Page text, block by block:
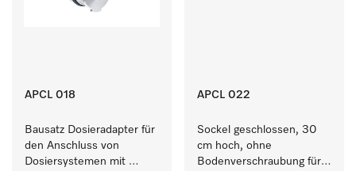
APCL 018
Bausatz Dosieradapter für
den Anschluss von
Dosiersystemen mit
APCL 022
Sockel geschlossen, 30
cm hoch, ohne
Bodenverschraubung für